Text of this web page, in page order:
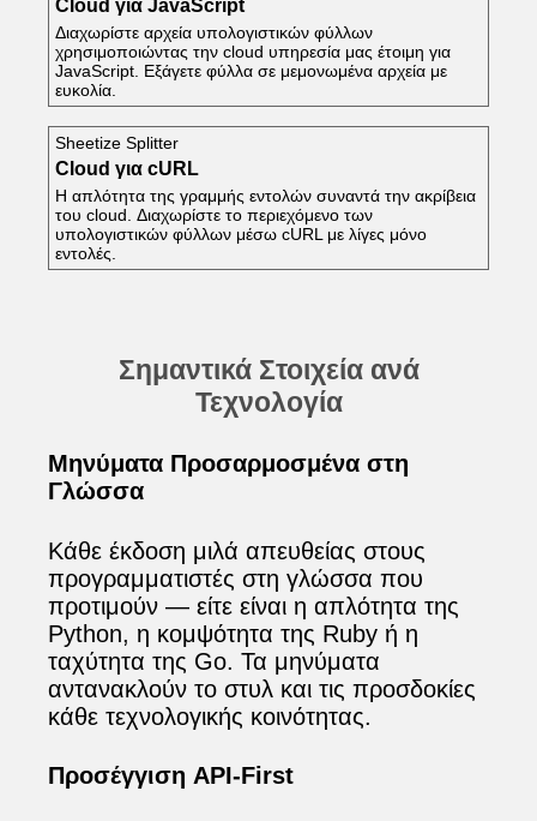
Cloud για JavaScript
Διαχωρίστε αρχεία υπολογιστικών φύλλων
χρησιμοποιώντας την cloud υπηρεσία μας έτοιμη για
JavaScript. Εξάγετε φύλλα σε μεμονωμένα αρχεία με
ευκολία.
Sheetize Splitter
Cloud για cURL
Η απλότητα της γραμμής εντολών συναντά την ακρίβεια
του cloud. Διαχωρίστε το περιεχόμενο των
υπολογιστικών φύλλων μέσω cURL με λίγες μόνο
εντολές.
Σημαντικά Στοιχεία ανά
Τεχνολογία
Μηνύματα Προσαρμοσμένα στη
Γλώσσα
Κάθε έκδοση μιλά απευθείας στους
προγραμματιστές στη γλώσσα που
προτιμούν — είτε είναι η απλότητα της
Python, η κομψότητα της Ruby ή η
ταχύτητα της Go. Τα μηνύματα
αντανακλούν το στυλ και τις προσδοκίες
κάθε τεχνολογικής κοινότητας.
Προσέγγιση API‑First